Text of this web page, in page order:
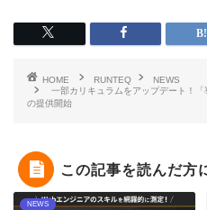
HOME RUNTEQ
NEWS
一部カリキュラムをアップデート！
の提供開始
この記事を読んだ方
NEWS